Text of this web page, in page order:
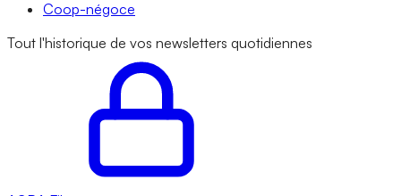
Coop-négoce
Tout l'historique de vos newsletters quotidiennes